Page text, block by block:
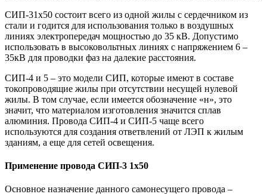
СИП-31х50 состоит всего из одной жилы c сердечником из
стали и годится для использования только в воздушных
линиях электропередач мощностью до 35 кВ. Допустимо
использовать в высоковольтных линиях с напряжением 6 –
35кВ для проводки фаз на далекие расстояния.
СИП-4 и 5 – это модели СИП, которые имеют в составе
токопроводящие жилы при отсутствии несущей нулевой
жилы. В том случае, если имеется обозначение «н», это
значит, что материалом изготовления значится сплав
алюминия. Провода СИП-4 и СИП-5 чаще всего
используются для создания ответвлений от ЛЭП к жилым
зданиям, а еще для сетей освещения.
Применение провода СИП-3 1х50
Основное назначение данного самонесущего провода –